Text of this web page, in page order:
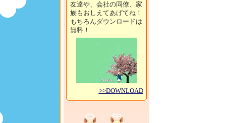
友達や、会社の同僚、家
族もおしえてあげてね！
もちろんダウンロードは
無料！
>>DOWNLOAD